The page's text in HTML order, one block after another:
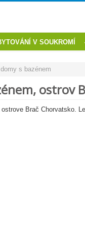
V SOUKROMÍ
s bazénem
ostrov
Brač Chorvatsko.